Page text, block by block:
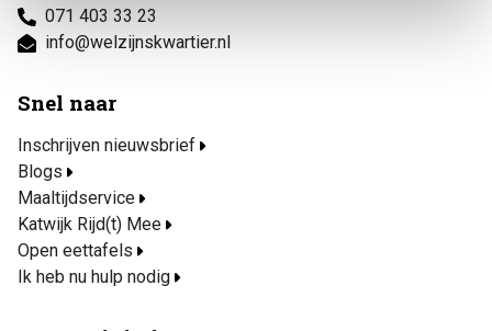
071 403 33 23
info@welzijnskwartier.nl
Snel naar
Inschrijven nieuwsbrief
Blogs
Maaltijdservice
Katwijk Rijd(t) Mee
Open eettafels
Ik heb nu hulp nodig